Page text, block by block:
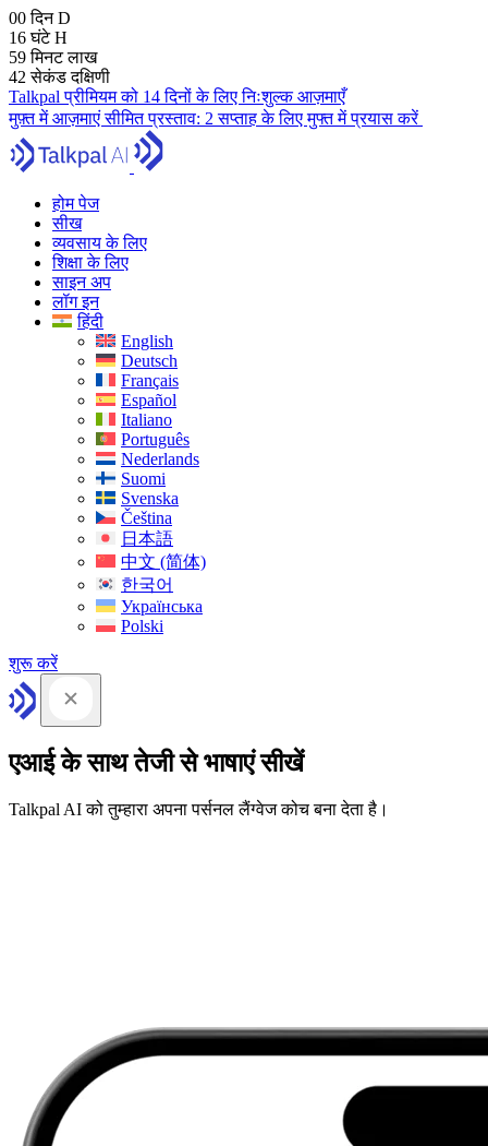
00 दिनD
16 घंटेH
59 मिनटलाख
41 सेकंडदक्षिणी
Talkpal प्रीमियम को 14 दिनों के लिए निःशुल्क आज़माएँ
मुफ़्त में आज़माएंसीमित प्रस्ताव: 2 सप्ताह के लिए मुफ्त में प्रयास करें
होम पेज
सीख
व्यवसाय के लिए
शिक्षा के लिए
साइन अप
लॉग इन
हिंदी
English
Deutsch
Français
Español
Italiano
Português
Nederlands
Suomi
Svenska
Čeština
日本語
中文 (简体)
한국어
Українська
Polski
शुरू करें
एआई के साथ तेजी से भाषाएं सीखें
Talkpal AI को तुम्हारा अपना पर्सनल लैंग्वेज कोच बना देता है।